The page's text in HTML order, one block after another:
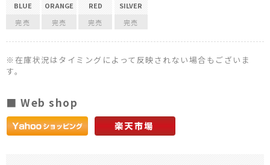
BLUE
完売
ORANGE
完売
RED
完売
SILVER
完売
※在庫状況はタイミングによって反映されない場合もございま
す。
■ Web shop